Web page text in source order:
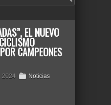
EL NUEVO
CAMPEONES
2024
Noticias